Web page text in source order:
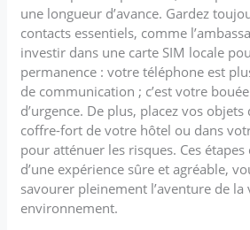
une longueur d’avance. Gardez
contacts essentiels, comme
investir dans une carte SIM locale
permanence : votre téléphone est
de communication ; c’est votre
d’urgence. De plus, placez vos
coffre-fort de votre hôtel ou dans
pour atténuer les risques. Ces
d’une expérience sûre et agréable,
savourer pleinement l’aventure de
environnement.